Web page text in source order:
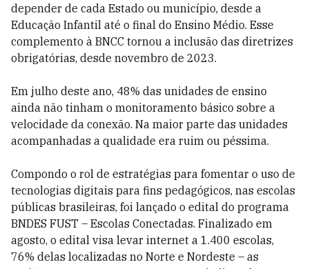
depender de cada Estado ou município, desde a
Educação Infantil até o final do Ensino Médio. Esse
complemento à BNCC tornou a inclusão das diretrizes
obrigatórias, desde novembro de 2023.
Em julho deste ano, 48% das unidades de ensino
ainda não tinham o monitoramento básico sobre a
velocidade da conexão. Na maior parte das unidades
acompanhadas a qualidade era ruim ou péssima.
Compondo o rol de estratégias para fomentar o uso de
tecnologias digitais para fins pedagógicos, nas escolas
públicas brasileiras, foi lançado o edital do programa
BNDES FUST – Escolas Conectadas. Finalizado em
agosto, o edital visa levar internet a 1.400 escolas,
76% delas localizadas no Norte e Nordeste – as